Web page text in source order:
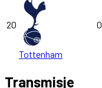
20
Tottenham
0
Transmisje